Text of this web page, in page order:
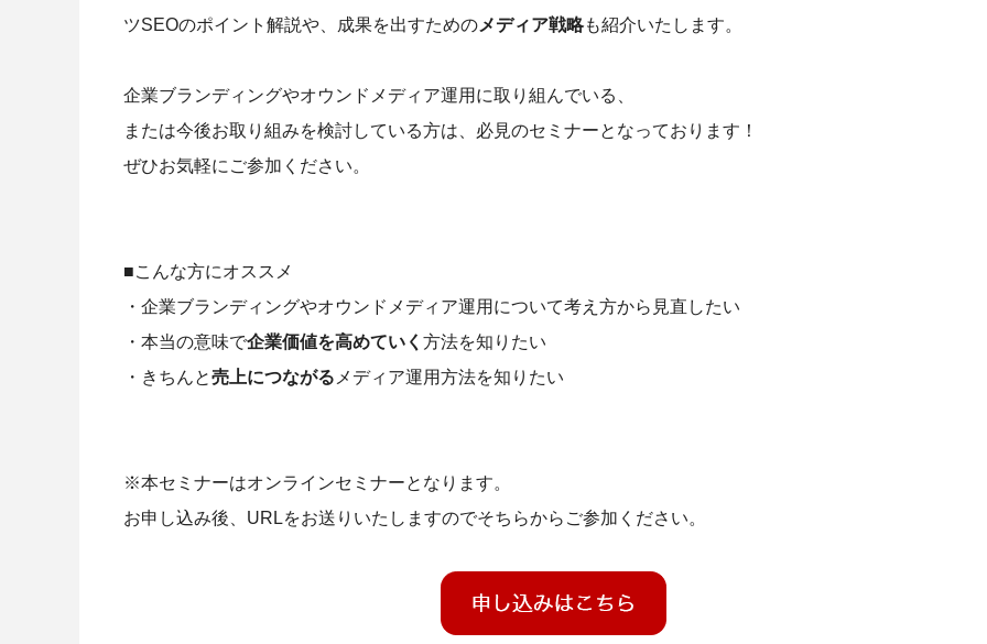
ツSEOのポイント解説や、成果を出すためのメディア戦略も紹介いたします。
企業ブランディングやオウンドメディア運用に取り組んでいる、
または今後お取り組みを検討している方は、必見のセミナーとなっております！
ぜひお気軽にご参加ください。
■こんな方にオススメ
・企業ブランディングやオウンドメディア運用について考え方から見直したい
・本当の意味で企業価値を高めていく 方法を知りたい
・きちんと売上につながる メディア運用方法を知りたい
※本セミナーはオンラインセミナーとなります。
お申し込み後、URLをお送りいたしますのでそちらからご参加ください。